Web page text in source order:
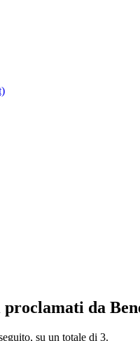
da
su un totale di 3.